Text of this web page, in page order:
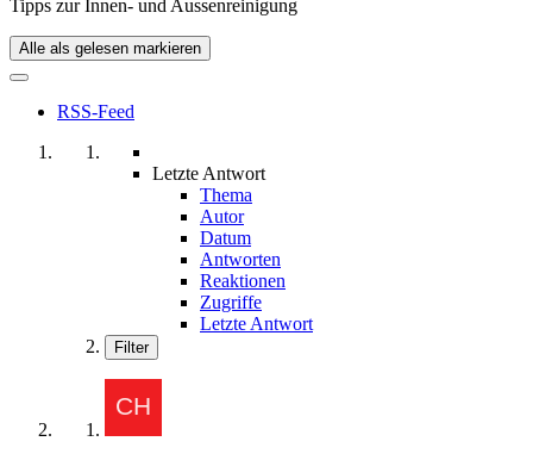
Tipps zur Innen- und Aussenreinigung
Alle als gelesen markieren
RSS-Feed
Letzte Antwort
Thema
Autor
Datum
Antworten
Reaktionen
Zugriffe
Letzte Antwort
Filter